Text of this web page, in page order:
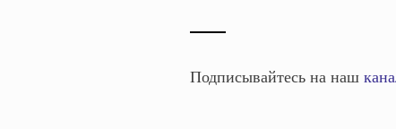
Подписывайтесь на наш